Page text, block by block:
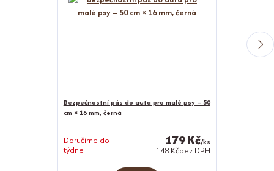
Bezpečnostní pás do auta pro malé psy – 50
cm × 16 mm, černá
179 Kč/ks
148 Kčbez DPH
Doručíme do
týdne